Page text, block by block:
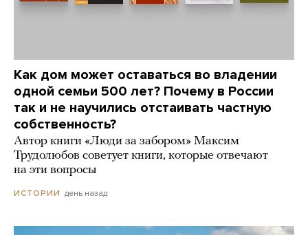
Как дом может оставаться во владении
одной семьи 500 лет? Почему в России
так и не научились отстаивать частную
собственность?
Автор книги «Люди за забором» Максим
Трудолюбов советует книги, которые отвечают
на эти вопросы
ИСТОРИИ день назад